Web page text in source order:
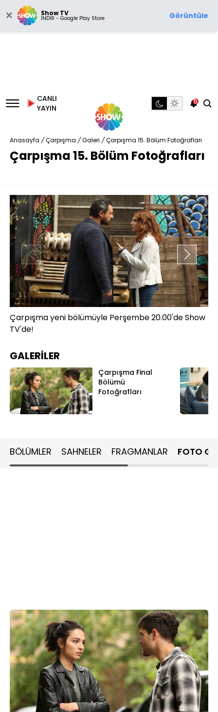
Show TV
İNDİR - Google Play Store Görüntüle
CANLI
YAYIN
5
Anasayfa / Çarpışma / Galeri / Çarpışma 15. Bölüm Fotoğrafları
Çarpışma 15. Bölüm Fotoğrafları
Çarpışma yeni bölümüyle Perşembe 20.00'de Show
TV'de!
GALERİLER
Çarpışma Final
Bölümü
Fotoğrafları
BÖLÜMLER SAHNELER FRAGMANLAR FOTO